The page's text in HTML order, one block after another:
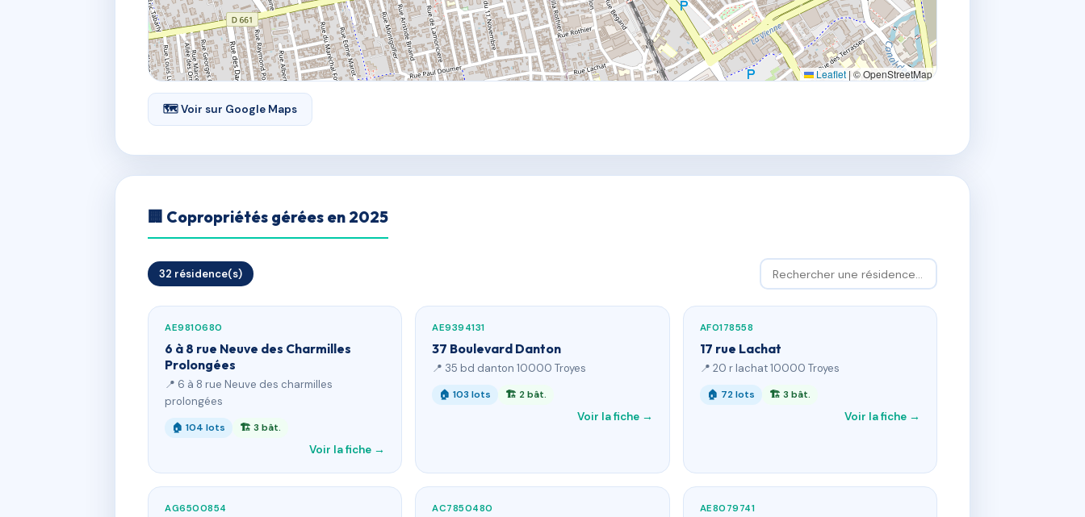
Leaflet | © OpenStreetMap
🗺 Voir sur Google Maps
🏢 Copropriétés gérées en 2025
32 résidence(s)
AE9810680
6 à 8 rue Neuve des Charmilles
Prolongées
📍 6 à 8 rue Neuve des charmilles
prolongées
🏠 104 lots 🏗 3 bât.
Voir la fiche →
AE9394131
37 Boulevard Danton
📍 35 bd danton 10000 Troyes
🏠 103 lots 🏗 2 bât.
Voir la fiche →
AF0178558
17 rue Lachat
📍 20 r lachat 10000 Troyes
🏠 72 lots 🏗 3 bât.
Voir la fiche →
AG6500854 AC7850480 AE8079741